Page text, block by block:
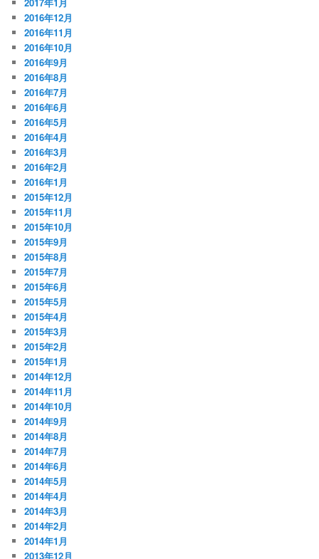
2017年1月
2016年12月
2016年11月
2016年10月
2016年9月
2016年8月
2016年7月
2016年6月
2016年5月
2016年4月
2016年3月
2016年2月
2016年1月
2015年12月
2015年11月
2015年10月
2015年9月
2015年8月
2015年7月
2015年6月
2015年5月
2015年4月
2015年3月
2015年2月
2015年1月
2014年12月
2014年11月
2014年10月
2014年9月
2014年8月
2014年7月
2014年6月
2014年5月
2014年4月
2014年3月
2014年2月
2014年1月
2013年12月